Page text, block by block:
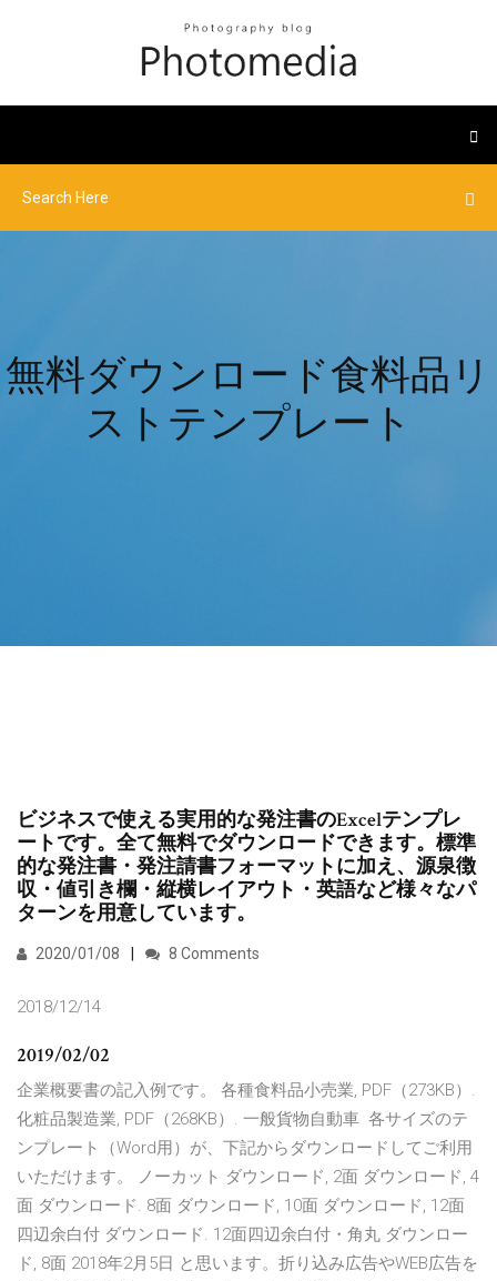
無料ダウンロード食料品リ
ストテンプレート
ビジネスで使える実用的な発注書のExcelテンプレ
ートです。全て無料でダウンロードできます。標準
的な発注書・発注請書フォーマットに加え、源泉徴
収・値引き欄・縦横レイアウト・英語など様々なパ
ターンを用意しています。
2020/01/08 8 Comments
2018/12/14
2019/02/02
企業概要書の記入例です。 各種食料品小売業, PDF（273KB）.
化粧品製造業, PDF（268KB）. 一般貨物自動車 各サイズのテ
ンプレート（Word用）が、下記からダウンロードしてご利用
いただけます。 ノーカット ダウンロード, 2面 ダウンロード, 4
面 ダウンロード. 8面 ダウンロード, 10面 ダウンロード, 12面
四辺余白付 ダウンロード. 12面四辺余白付・角丸 ダウンロー
ド, 8面 2018年2月5日 と思います。折り込み広告やWEB広告を